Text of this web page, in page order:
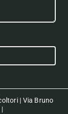
| Via Bruno
|